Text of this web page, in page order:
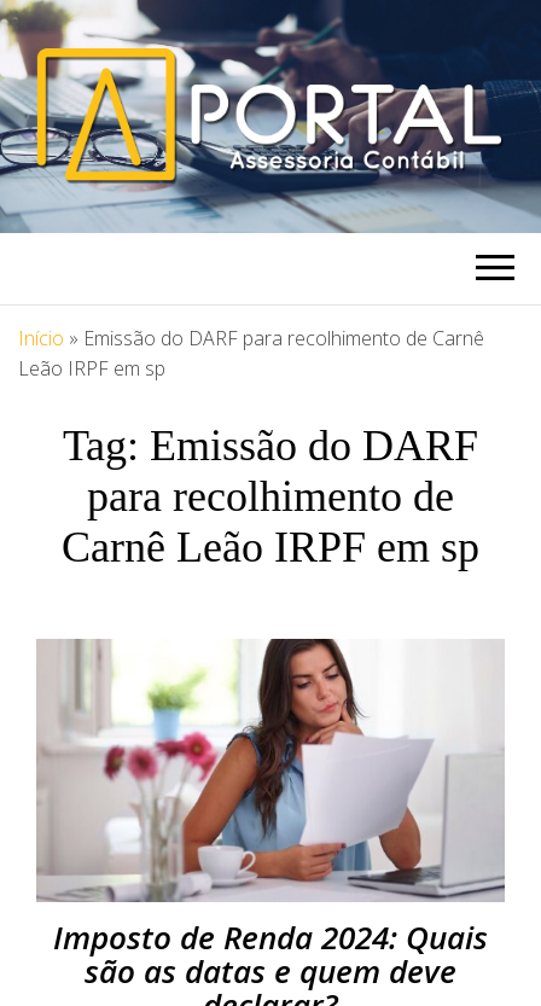
PORTAL
ASSESSORIA
Blog Portal Assessoria
Início » Emissão do DARF para recolhimento de Carnê
Leão IRPF em sp
Tag: Emissão do DARF
para recolhimento de
Carnê Leão IRPF em sp
Imposto de Renda 2024: Quais
são as datas e quem deve